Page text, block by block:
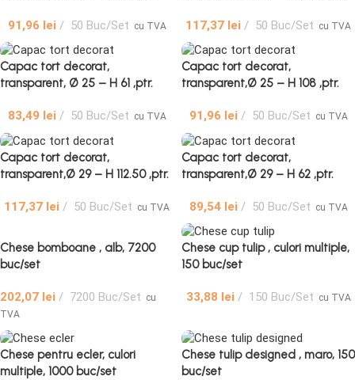
91,96 lei 50 Buc/Set cu TVA
117,37 lei 50 Buc/Set cu TVA
Capac tort decorat,
transparent, Ø 25 – H 61 ,ptr.
83,49 lei 50 Buc/Set cu TVA
Capac tort decorat,
transparent,Ø 25 – H 108 ,ptr.
91,96 lei 50 Buc/Set cu TVA
Capac tort decorat,
transparent,Ø 29 – H 112.50 ,ptr.
117,37 lei 50 Buc/Set cu TVA
Capac tort decorat,
transparent,Ø 29 – H 62 ,ptr.
89,54 lei 50 Buc/Set cu TVA
Chese bomboane , alb, 7200
buc/set
202,07 lei 7200 Buc/Set cu
TVA
Chese cup tulip , culori multiple,
150 buc/set
33,88 lei 150 Buc/Set cu TVA
Chese pentru ecler, culori
multiple, 1000 buc/set
Chese tulip designed , maro, 150
buc/set